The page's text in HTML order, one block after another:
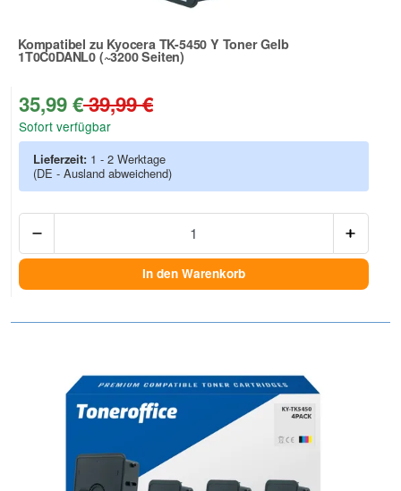
Kompatibel zu Kyocera TK-5450 Y Toner Gelb
1T0C0DANL0 (~3200 Seiten)
Zur Artikelbewertung
35,99 €39,99 €
Sofort verfügbar
Lieferzeit: 1 - 2 Werktage
(DE - Ausland abweichend)
In den Warenkorb